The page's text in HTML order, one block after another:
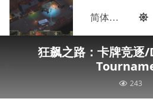
狂飙之路：卡牌竞
243